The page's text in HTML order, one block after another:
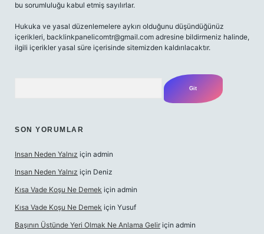
bu sorumluluğu kabul etmiş sayılırlar.
Hukuka ve yasal düzenlemelere aykırı olduğunu düşündüğünüz
içerikleri, backlinkpanelicomtr@gmail.com adresine bildirmeniz halinde,
ilgili içerikler yasal süre içerisinde sitemizden kaldırılacaktır.
SON YORUMLAR
Insan Neden Yalnız için admin
Insan Neden Yalnız için Deniz
Kısa Vade Koşu Ne Demek için admin
Kısa Vade Koşu Ne Demek için Yusuf
Başının Üstünde Yeri Olmak Ne Anlama Gelir için admin